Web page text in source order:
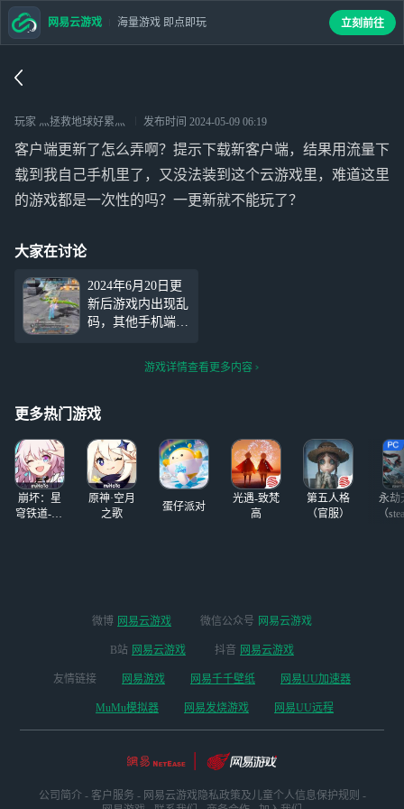
玩家 灬拯救地球好累灬 发布时间 2024-05-09 06:19
客户端更新了怎么弄啊？提示下载新客户端，结果用流量下
载到我自己手机里了，又没法装到这个云游戏里，难道这里
的游戏都是一次性的吗？一更新就不能玩了？
大家在讨论
2024年6月20日更
新后游戏内出现乱
码，其他手机端显
机的客户端内显示
乱码，请酌情解决
游戏详情查看更多内容
更多热门游戏
崩坏：星
穹铁道-4.4
原神·空月
之歌
蛋仔派对
光遇-致梵
高
第五人格
（官服）
永劫
（
网易云游戏 海量游戏 即点即玩 立刻前往
微博 网易云游戏 微信公众号 网易云游戏
B站 网易云游戏 抖音 网易云游戏
友情链接 网易游戏 网易千千壁纸 网易UU加速器
MuMu模拟器 网易发烧游戏 网易UU远程
公司简介 - 客户服务 - 网易云游戏隐私政策及儿童个人信息保护规则 -